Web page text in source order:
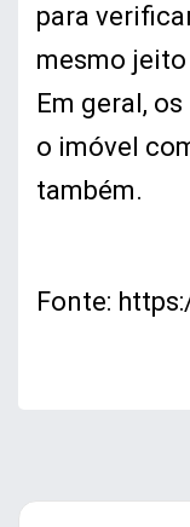
para
mesmo
Em geral,
o imóvel
também.
Fonte: